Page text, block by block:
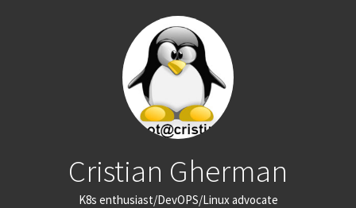
Cristian Gherman
K8s enthusiast/DevOPS/Linux advocate